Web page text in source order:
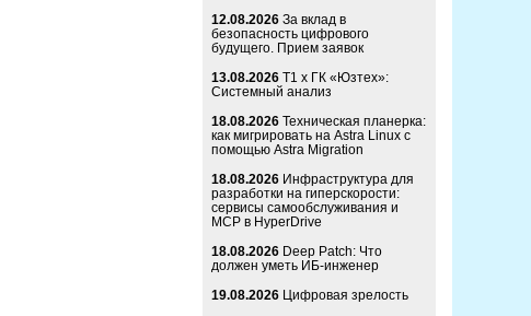
12.08.2026 За вклад в
безопасность цифрового
будущего. Прием заявок
13.08.2026 Т1 x ГК «Юзтех»:
Системный анализ
18.08.2026 Техническая планерка:
как мигрировать на Astra Linux с
помощью Astra Migration
18.08.2026 Инфраструктура для
разработки на гиперскорости:
сервисы самообслуживания и
MCP в HyperDrive
18.08.2026 Deep Patch: Что
должен уметь ИБ-инженер
19.08.2026 Цифровая зрелость